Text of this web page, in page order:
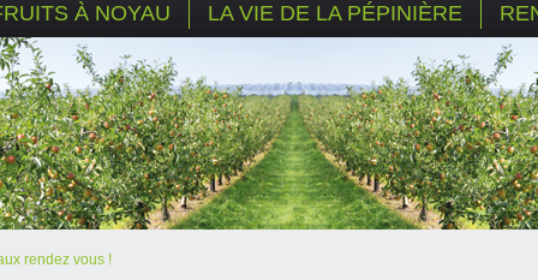
À NOYAU LA VIE DE LA PÉPINIÈRE
rendez vous !